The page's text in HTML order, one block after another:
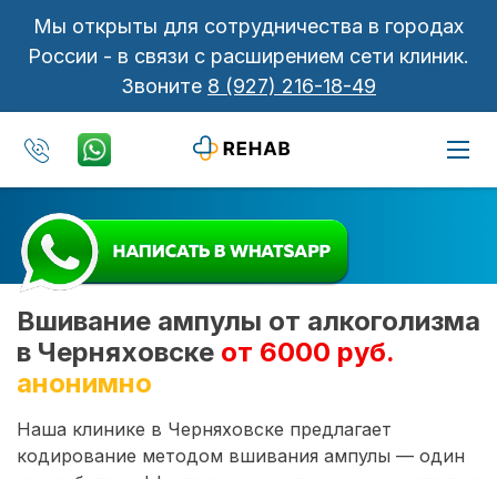
Мы открыты для сотрудничества в городах
России - в связи с расширением сети клиник.
Звоните 8 (927) 216-18-49
Вшивание ампулы от алкоголизма
в Черняховске от 6000 руб.
анонимно
Наша клинике в Черняховске предлагает
кодирование методом вшивания ампулы — один